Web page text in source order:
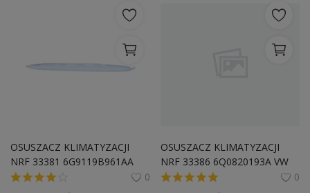
OSUSZACZ KLIMATYZACJI
NRF 33381 6G9119B961AA
FORD
0
OSUSZACZ KLIMATYZACJI
NRF 33386 6Q0820193A VW
0